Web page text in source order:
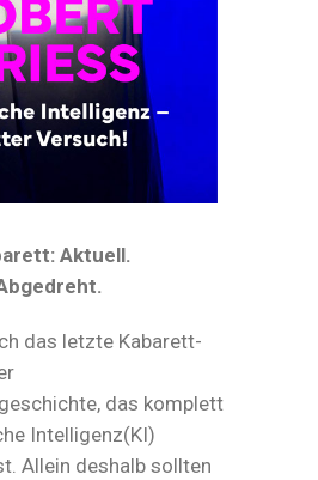
Aktuell.
das letzte Kabarett-
das komplett
Intelligenz(KI)
Allein deshalb sollten